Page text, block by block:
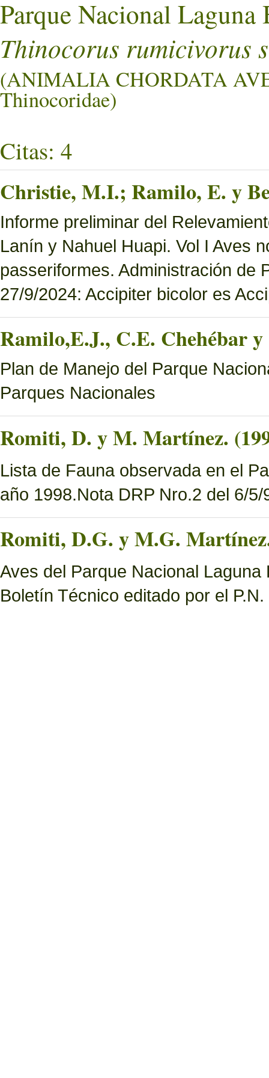
Parque Nacional Laguna
Thinocorus rumicivorus
(ANIMALIA CHORDATA
Thinocoridae)
Citas: 4
Christie, M.I.; Ramilo, E. y
Informe preliminar del
Lanín y Nahuel Huapi. Vol I Aves
passeriformes. Administración de
27/9/2024: Accipiter bicolor es
Ramilo,E.J., C.E. Chehébar
Plan de Manejo del Parque
Parques Nacionales
Romiti, D. y M. Martínez.
Lista de Fauna observada en el
año 1998.Nota DRP Nro.2 del 6/5/
Romiti, D.G. y M.G.
Aves del Parque Nacional
Boletín Técnico editado por el